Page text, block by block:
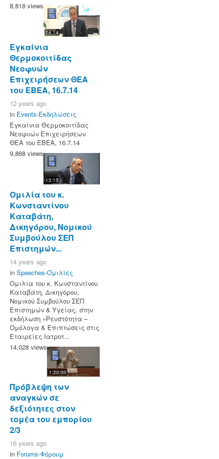
8,818 views
14:14
Εγκαίνια
Θερμοκοιτίδας
Νεοφυών
Επιχειρήσεων ΘΕΑ
του ΕΒΕΑ, 16.7.14
12 years ago
in Events-Εκδηλώσεις
Εγκαίνια Θερμοκοιτίδας
Νεοφυών Επιχειρήσεων
ΘΕΑ του ΕΒΕΑ, 16.7.14
9,868 views
13:15
Ομιλία του κ.
Κωνσταντίνου
Καταβάτη,
Δικηγόρου, Νομικού
Συμβούλου ΣΕΠ
Επιστημών...
14 years ago
in Speeches-Ομιλίες
Ομιλία του κ. Κωνσταντίνου
Καταβάτη, Δικηγόρου,
Νομικού Συμβούλου ΣΕΠ
Επιστημών & Υγείας, στην
εκδήλωση «Ρευστότητα –
Ομόλογα & Επιπτώσεις στις
Εταιρείες Ιατροτ...
14,028 views
1:20:00
Πρόβλεψη των
αναγκών σε
δεξιότητες στον
τομέα του εμπορίου
2/3
16 years ago
in Forums-Φόρουμ